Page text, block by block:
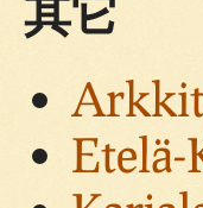
其它
Etelä-